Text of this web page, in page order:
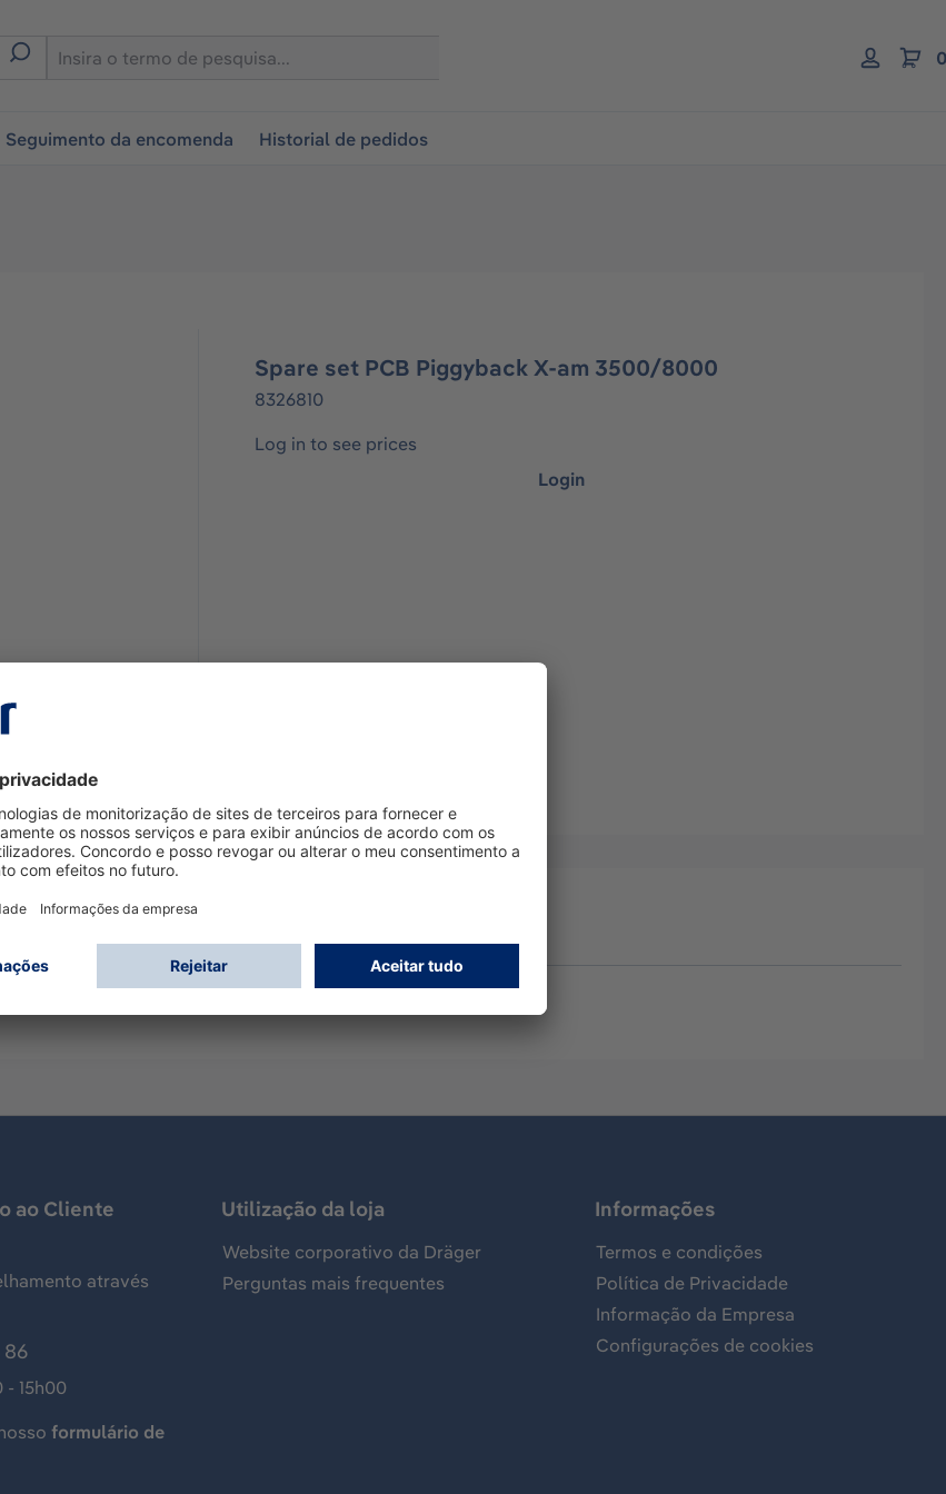
Seguimento da encomenda Historial de pedidos
Spare set PCB Piggyback X-am 3500/8000
8326810
Log in to see prices
Login
ao Cliente
através
86
- 15h00
formulário de
Utilização da loja
Website corporativo da Dräger
Perguntas mais frequentes
Informações
Termos e condições
Política de Privacidade
Informação da Empresa
Configurações de cookies